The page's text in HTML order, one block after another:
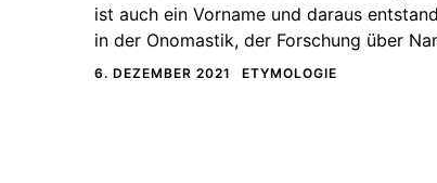
ist auch ein Vorname und daraus
in der Onomastik, der Forschung über
6. DEZEMBER 2021 ETYMOLOGIE